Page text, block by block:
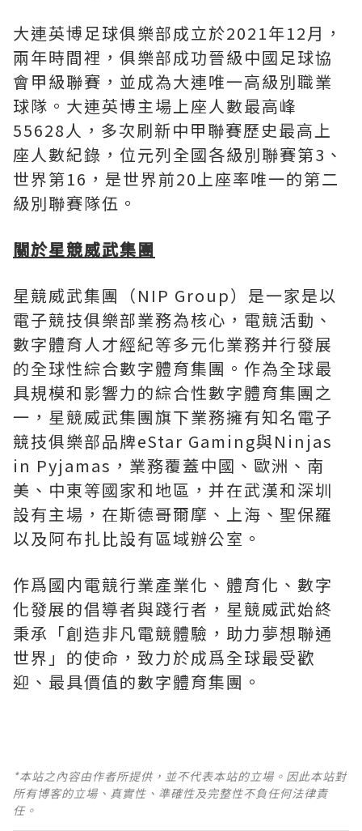
大連英博足球俱樂部成立於2021年12月，
兩年時間裡，俱樂部成功晉級中國足球協
會甲級聯賽，並成為大連唯一高級別職業
球隊。大連英博主場上座人數最高峰
55628人，多次刷新中甲聯賽歷史最高上
座人數紀錄，位元列全國各級別聯賽第3、
世界第16，是世界前20上座率唯一的第二
級別聯賽隊伍。
關於星競威武集團
星競威武集團（NIP Group）是一家是以
電子競技俱樂部業務為核心，電競活動、
數字體育人才經紀等多元化業務并行發展
的全球性綜合數字體育集團。作為全球最
具規模和影響力的綜合性數字體育集團之
一，星競威武集團旗下業務擁有知名電子
競技俱樂部品牌eStar Gaming與Ninjas
in Pyjamas，業務覆蓋中國、歐洲、南
美、中東等國家和地區，并在武漢和深圳
設有主場，在斯德哥爾摩、上海、聖保羅
以及阿布扎比設有區域辦公室。
作爲國内電競行業產業化、體育化、數字
化發展的倡導者與踐行者，星競威武始終
秉承「創造非凡電競體驗，助力夢想聯通
世界」的使命，致力於成爲全球最受歡
迎、最具價值的數字體育集團。
*本站之內容由作者所提供，並不代表本站的立場。因此本站對
所有博客的立場、真實性、準確性及完整性不負任何法律責
任。